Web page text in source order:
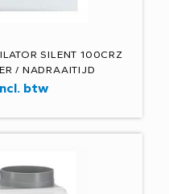
SILENT 100CRZ
/ NADRAAITIJD
btw